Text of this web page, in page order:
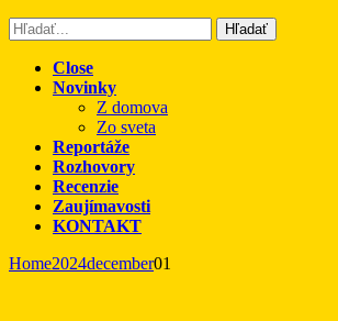
Hľadať
Close
Novinky
Z domova
Zo sveta
Reportáže
Rozhovory
Recenzie
Zaujímavosti
KONTAKT
Home2024december01